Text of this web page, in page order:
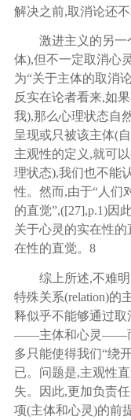
解决之前,取消论还
激进主义的另一
体),但不一定取消心
为“关于主体的取消
反实在论者看来,如
我),那么心理状态自
呈现或只被该主体(
主观性的定义,就可
理状态),我们也不能
性。然而,由于“人们
的直觉”,([27],p.1)因
关于心灵的实在性
在性的直觉。 8
综上所述,不难
特殊关系(relation)的
释似乎不能够通过取
——主体和心灵——
多只能使得我们“绕
已。问题是,主观性
失。因此,更加负责
项(主体和心灵)的前